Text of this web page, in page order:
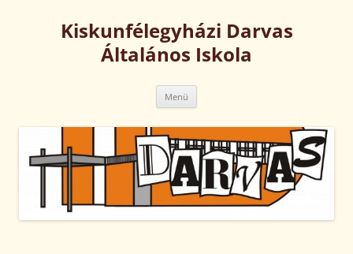
tartalombaKiskunfélegyházi Darvas
Általános Iskola
Menü